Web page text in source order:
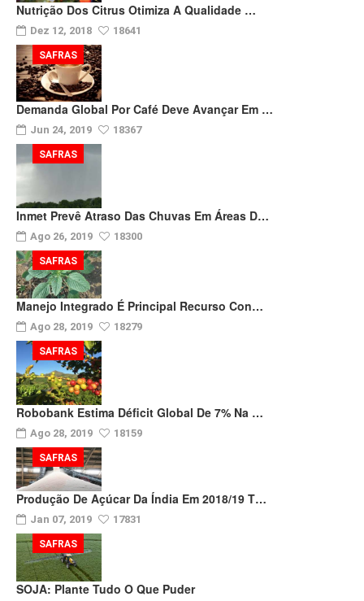
Nutrição Dos Citrus Otimiza A Qualidade …
Dez 12, 2018 18641
Demanda Global Por Café Deve Avançar Em …
Jun 24, 2019 18367
SAFRAS
Inmet Prevê Atraso Das Chuvas Em Áreas D…
Ago 26, 2019 18300
SAFRAS
Manejo Integrado É Principal Recurso Con…
Ago 28, 2019 18279
SAFRAS
Robobank Estima Déficit Global De 7% Na …
Ago 28, 2019 18159
SAFRAS
Produção De Açúcar Da Índia Em 2018/19 T…
Jan 07, 2019 17831
SAFRAS
SOJA: Plante Tudo O Que Puder
SAFRAS